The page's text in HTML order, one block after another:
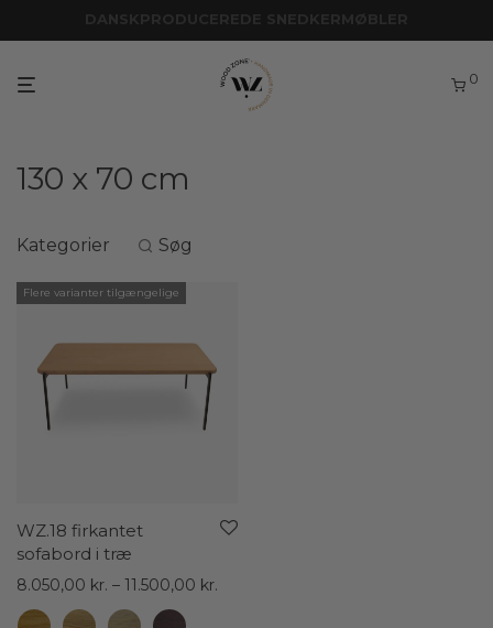
0
130 x 70 cm
Kategorier Søg
Flere varianter tilgængelige
WZ.18 firkantet
sofabord i træ
8.050,00 kr. – 11.500,00 kr.